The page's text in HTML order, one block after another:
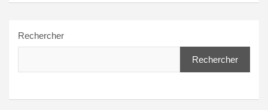
Rechercher
Rechercher